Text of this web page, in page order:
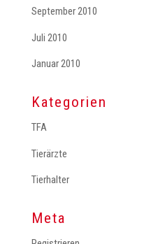
September 2010
Juli 2010
Januar 2010
Kategorien
TFA
Tierärzte
Tierhalter
Meta